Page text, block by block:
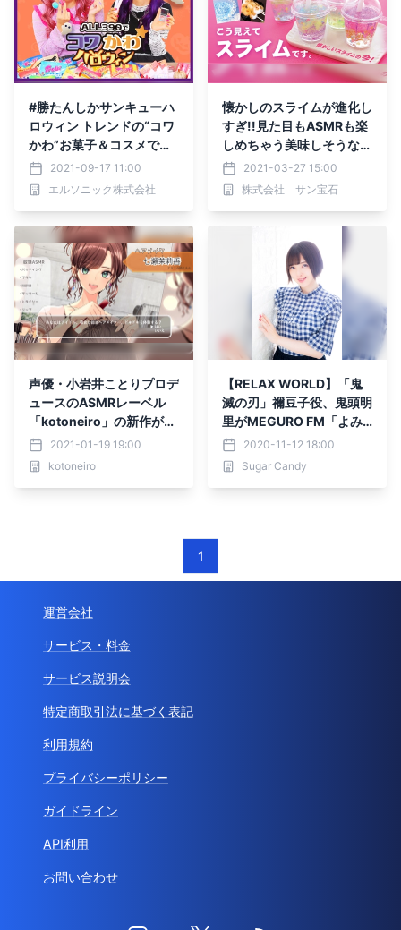
#勝たんしかサンキューハ
ロウィン トレンドの“コワ
かわ”お菓子＆コスメで準
備も超楽しい 『ALL390
でコワかわハロウィン』が
9月24日(金) からスター
2021-09-17 11:00
エルソニック株式会社
懐かしのスライムが進化し
すぎ!!見た目もASMRも楽
しめちゃう美味しそうなス
ライムに注目★
2021-03-27 15:00
株式会社 サン宝石
声優・小岩井ことりプロデ
ュースのASMRレーベル
「kotoneiro」の新作が発
売中！山崎はるかが出演
2021-01-19 19:00
kotoneiro
【RELAX WORLD】「鬼
滅の刃」禰豆子役、鬼頭明
里がMEGURO FM「よみ
ほぐ」新企画にASMR朗読
で出演！
2020-11-12 18:00
Sugar Candy
1
運営会社
サービス・料金
サービス説明会
特定商取引法に基づく表記
利用規約
プライバシーポリシー
ガイドライン
API利用
お問い合わせ